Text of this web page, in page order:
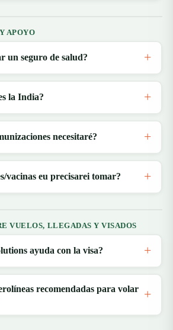
APOYO
un seguro de salud?
la India?
necesitaré?
vacinas eu precisarei tomar?
VUELOS, LLEGADAS Y VISADOS
ayuda con la visa?
recomendadas para volar